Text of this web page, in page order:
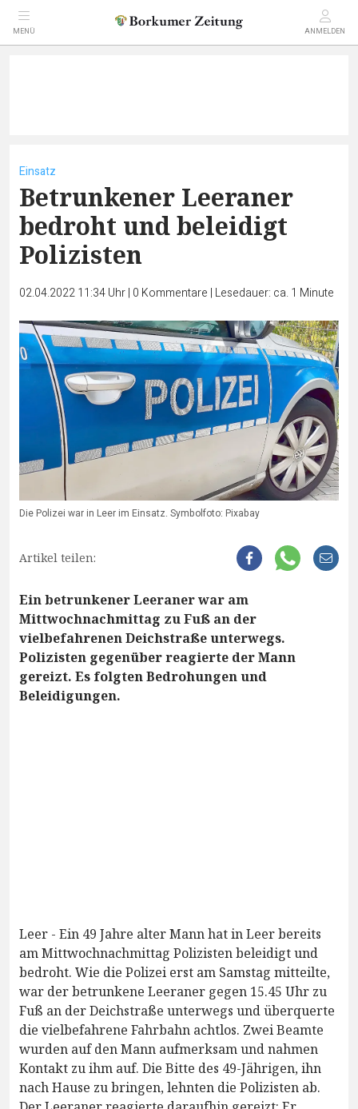
MENÜ ANMELDEN
Einsatz
Betrunkener Leeraner
bedroht und beleidigt
Polizisten
02.04.2022 11:34 Uhr| 0 Kommentare | Lesedauer: ca. 1 Minute
Die Polizei war in Leer im Einsatz. Symbolfoto: Pixabay
Artikel teilen:
Ein betrunkener Leeraner war am
Mittwochnachmittag zu Fuß an der
vielbefahrenen Deichstraße unterwegs.
Polizisten gegenüber reagierte der Mann
gereizt. Es folgten Bedrohungen und
Beleidigungen.
Leer - Ein 49 Jahre alter Mann hat in Leer bereits
am Mittwochnachmittag Polizisten beleidigt und
bedroht. Wie die Polizei erst am Samstag mitteilte,
war der betrunkene Leeraner gegen 15.45 Uhr zu
Fuß an der Deichstraße unterwegs und überquerte
die vielbefahrene Fahrbahn achtlos. Zwei Beamte
wurden auf den Mann aufmerksam und nahmen
Kontakt zu ihm auf. Die Bitte des 49-Jährigen, ihn
nach Hause zu bringen, lehnten die Polizisten ab.